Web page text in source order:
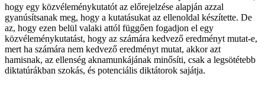
hogy egy közvéleménykutatót az előrejelzése alapján azzal
gyanúsítsanak meg, hogy a kutatásukat az ellenoldal készítette. De
az, hogy ezen belül valaki attól függően fogadjon el egy
közvéleménykutatást, hogy az számára kedvező eredményt mutat-e,
mert ha számára nem kedvező eredményt mutat, akkor azt
hamisnak, az ellenség aknamunkájának minősíti, csak a legsötétebb
diktatúrákban szokás, és potenciális diktátorok sajátja.